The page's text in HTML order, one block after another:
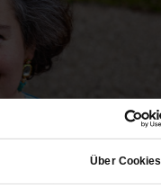
Über Cookies